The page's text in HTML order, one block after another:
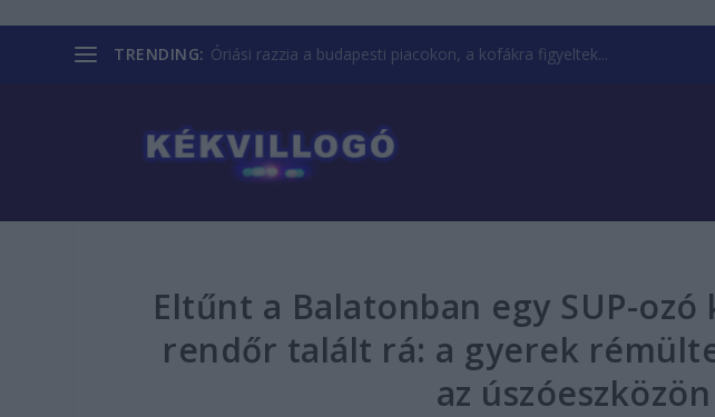
TRENDING: Óriási razzia a budapesti piacokon, a kofákra figyeltek...
Eltűnt a Balatonban egy SUP-
rendőr talált rá: a gyerek
az úszóeszközön